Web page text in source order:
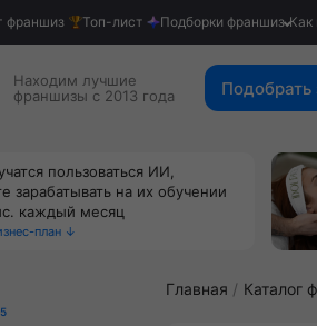
франшиз Топ-лист Подборки франшиз Как
Находим лучшие
франшизы с 2013 года
пользоваться ИИ,
зарабатывать на их обучении
каждый месяц
план ↓
Главная Каталог